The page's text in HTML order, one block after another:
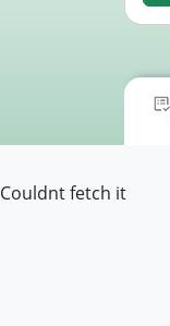
Couldnt fetch it